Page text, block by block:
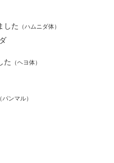
した （ハムニダ体）
た （ヘヨ体）
（パンマル）